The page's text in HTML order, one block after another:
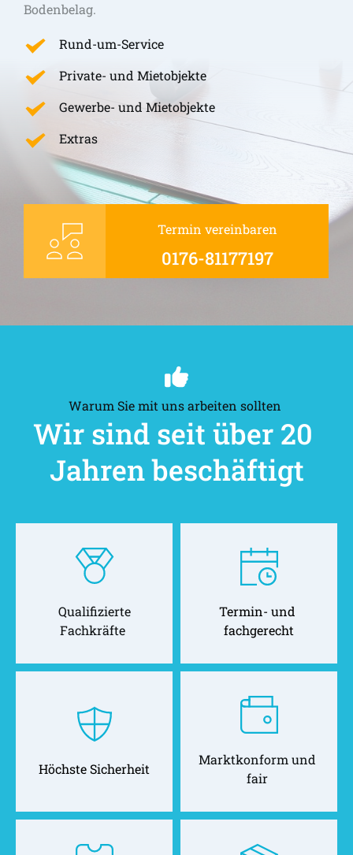
Bodenbelag.
Rund-um-Service
Private- und Mietobjekte
Gewerbe- und Mietobjekte
Extras
Termin vereinbaren
0176-81177197
Warum Sie mit uns arbeiten sollten
Wir sind seit über 20
Jahren beschäftigt
Qualifizierte
Fachkräfte
Termin- und
fachgerecht
Höchste Sicherheit
Marktkonform und
fair